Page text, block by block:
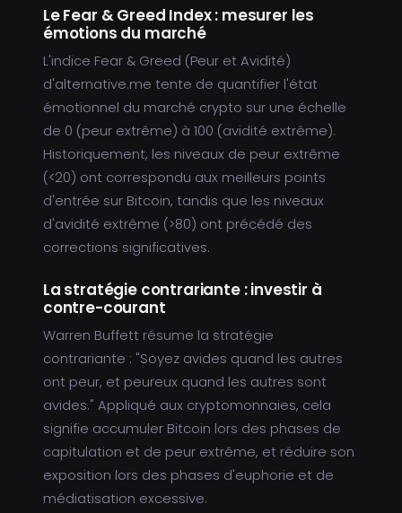
Le Fear & Greed Index : mesurer les
émotions du marché
L'indice Fear & Greed (Peur et Avidité)
d'alternative.me tente de quantifier l'état
émotionnel du marché crypto sur une échelle
de 0 (peur extrême) à 100 (avidité extrême).
Historiquement, les niveaux de peur extrême
(<20) ont correspondu aux meilleurs points
d'entrée sur Bitcoin, tandis que les niveaux
d'avidité extrême (>80) ont précédé des
corrections significatives.
La stratégie contrariante : investir à
contre-courant
Warren Buffett résume la stratégie
contrariante : "Soyez avides quand les autres
ont peur, et peureux quand les autres sont
avides." Appliqué aux cryptomonnaies, cela
signifie accumuler Bitcoin lors des phases de
capitulation et de peur extrême, et réduire son
exposition lors des phases d'euphorie et de
médiatisation excessive.